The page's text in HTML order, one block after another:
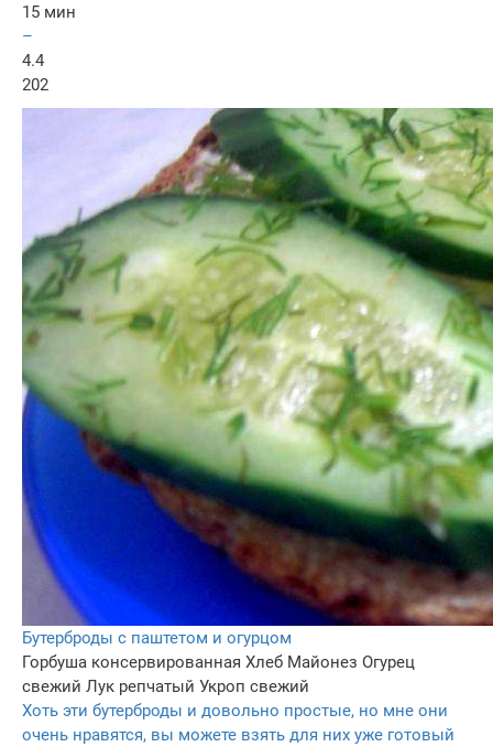
15 мин
–
4.4
202
Бутерброды с паштетом и огурцом
Горбуша консервированная Хлеб Майонез Огурец
свежий Лук репчатый Укроп свежий
Хоть эти бутерброды и довольно простые, но мне они
очень нравятся, вы можете взять для них уже готовый